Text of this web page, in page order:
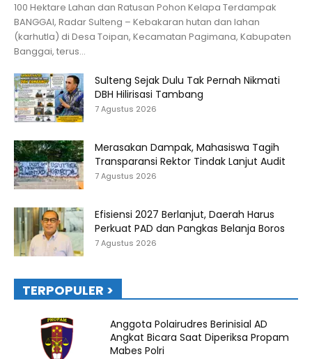
100 Hektare Lahan dan Ratusan Pohon Kelapa Terdampak
BANGGAI, Radar Sulteng – Kebakaran hutan dan lahan
(karhutla) di Desa Toipan, Kecamatan Pagimana, Kabupaten
Banggai, terus...
Sulteng Sejak Dulu Tak Pernah Nikmati
DBH Hilirisasi Tambang
7 Agustus 2026
Merasakan Dampak, Mahasiswa Tagih
Transparansi Rektor Tindak Lanjut Audit
7 Agustus 2026
Efisiensi 2027 Berlanjut, Daerah Harus
Perkuat PAD dan Pangkas Belanja Boros
7 Agustus 2026
TERPOPULER >
Anggota Polairudres Berinisial AD
Angkat Bicara Saat Diperiksa Propam
Mabes Polri